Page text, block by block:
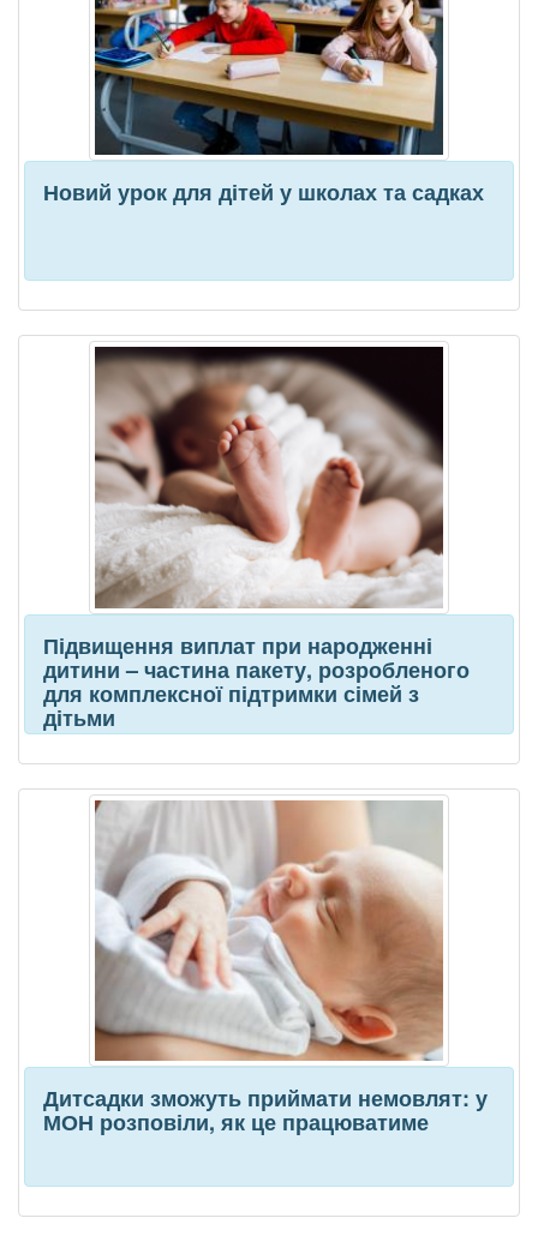
Новий урок для дітей у школах та садках
Підвищення виплат при народженні
дитини – частина пакету, розробленого
для комплексної підтримки сімей з
дітьми
Дитсадки зможуть приймати немовлят: у
МОН розповіли, як це працюватиме